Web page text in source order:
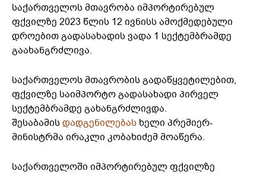
საქართველოს მთავრობა იმპორტირებულ
ფქვილზე 2023 წლის 12 ივნისს ამოქმედებული
დროებით გადასახადის ვადა 1 სექტემბრამდე
გაახანგრძლივა.
საქართველოს მთავრობის გადაწყვეტილებით,
ფქვილზე საიმპორტო გადასახადი პირველ
სექტემბრამდე გახანგრძლივდა.
შესაბამისდადგენილებას ხელი პრემიერ-
მინისტრმა ირაკლი კობახიძემ მოაწერა.
საქართველოში იმპორტირებულ ფქვილზე